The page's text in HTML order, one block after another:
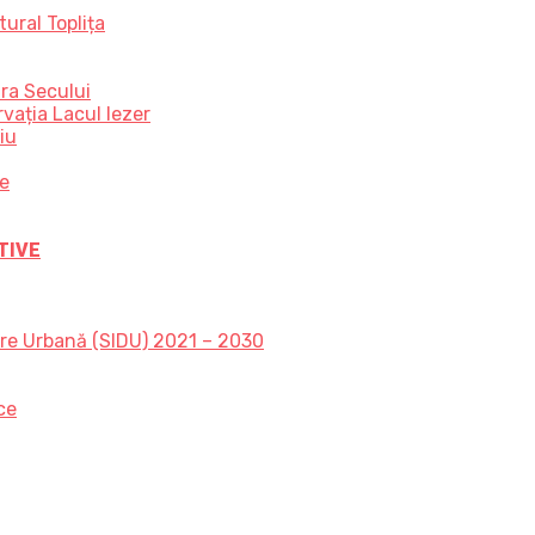
Toplița
Secului
Lacul Iezer
Urbană (SIDU) 2021 – 2030